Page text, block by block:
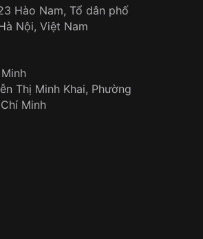
kiểm tra và thanh toán trực tiếp
lợi khách hàng
khách hàng trong suốt quá
Hào Nam, Tổ dân phố
Nội, Việt Nam
Thị Minh Khai, Phường
Minh